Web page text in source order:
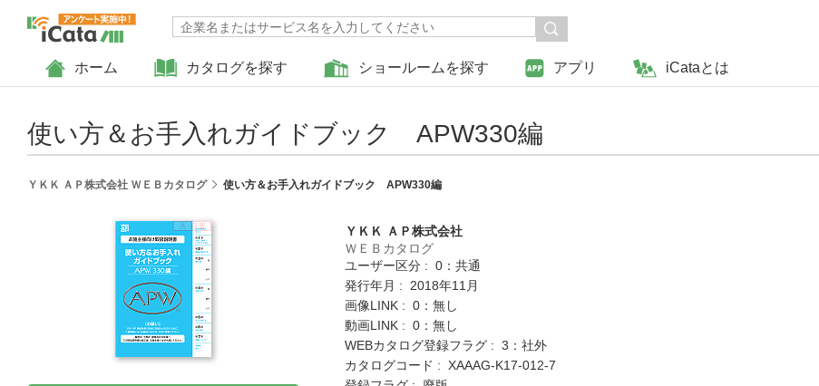
ホーム カタログを探す ショールームを探す アプリ iCataとは
使い方＆お手入れガイドブック APW330編
ＹＫＫ ＡＰ株式会社 ＷＥＢカタログ 使い方＆お手入れガイドブック APW330編
ＹＫＫ ＡＰ株式会社
ＷＥＢカタログ
ユーザー区分 : 0：共通
発行年月 : 2018年11月
画像LINK : 0：無し
動画LINK : 0：無し
WEBカタログ登録フラグ : 3：社外
カタログコード : XAAAG-K17-012-7